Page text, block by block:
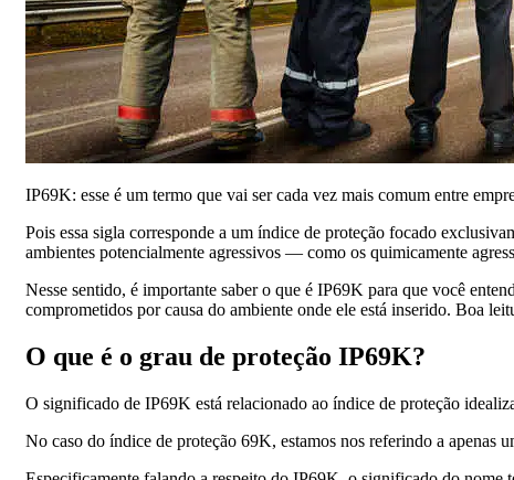
IP69K: esse é um termo que vai ser cada vez mais comum entre
Pois essa sigla corresponde a um índice de proteção focado
ambientes potencialmente agressivos — como os quimicamente
Nesse sentido, é importante saber o que é IP69K para que você
comprometidos por causa do ambiente onde ele está inserido. Boa
O que é o grau de proteção IP69K?
O significado de IP69K está relacionado ao índice de proteção
No caso do índice de proteção 69K, estamos nos referindo a apenas